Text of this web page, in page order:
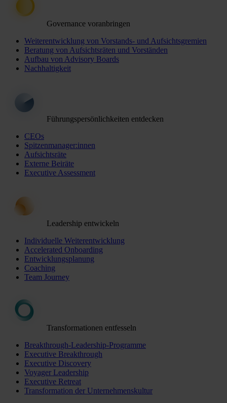
Governance voranbringen
Weiterentwicklung von Vorstands- und Aufsichtsgremien
Beratung von Aufsichtsräten und Vorständen
Aufbau von Advisory Boards
Nachhaltigkeit
Führungspersönlichkeiten entdecken
CEOs
Spitzenmanager:innen
Aufsichtsräte
Externe Beiräte
Executive Assessment
Leadership entwickeln
Individuelle Weiterentwicklung
Accelerated Onboarding
Entwicklungsplanung
Coaching
Team Journey
Transformationen entfesseln
Breakthrough-Leadership-Programme
Executive Breakthrough
Executive Discovery
Voyager Leadership
Executive Retreat
Transformation der Unternehmenskultur